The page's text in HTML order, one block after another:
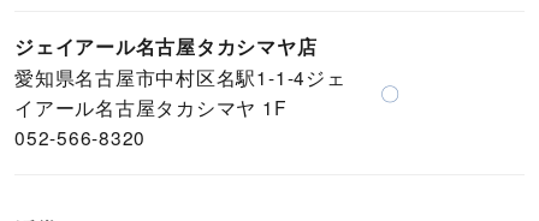
ジェイアール名古屋タカシマヤ店
愛知県名古屋市中村区名駅1-1-4ジェ
イアール名古屋タカシマヤ 1F
052-566-8320
〇